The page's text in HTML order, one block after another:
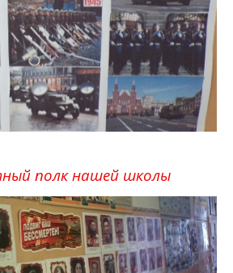
полк нашей школы